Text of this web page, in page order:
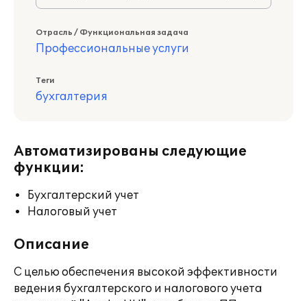
Отрасль / Функциональная задача
Профессиональные услуги
Теги
бухгалтерия
Автоматизированы следующие
функции:
Бухгалтерский учет
Налоговый учет
Описание
С целью обеспечения высокой эффективности
ведения бухгалтерского и налогового учета